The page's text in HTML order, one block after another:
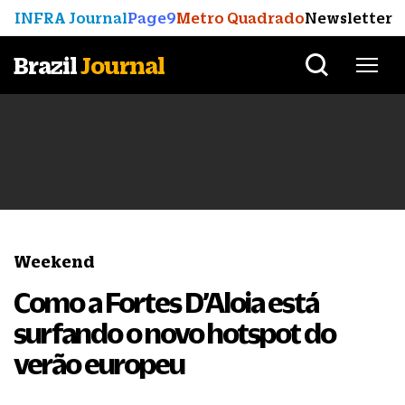
INFRA JournalPage9Metro QuadradoNewsletter
BrazilJournal
Weekend
Como a Fortes D’Aloia está
surfando o novo hotspot do
verão europeu